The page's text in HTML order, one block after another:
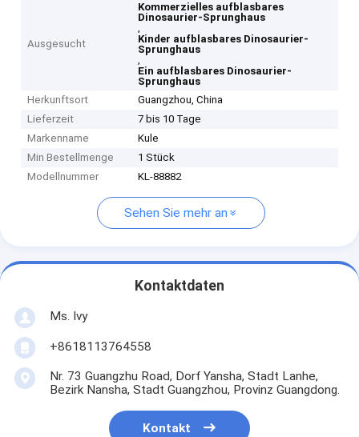
Ausgesucht
Kommerzielles aufblasbares
Dinosaurier-Sprunghaus
,
Kinder aufblasbares Dinosaurier-
Sprunghaus
,
Ein aufblasbares Dinosaurier-
Sprunghaus
Herkunftsort
Guangzhou, China
Lieferzeit
7 bis 10 Tage
Markenname
Kule
Min Bestellmenge
1 Stück
Modellnummer
KL-88882
Sehen Sie mehr an
Kontaktdaten
Ms. Ivy
+8618113764558
Nr. 73 Guangzhu Road, Dorf Yansha, Stadt Lanhe,
Bezirk Nansha, Stadt Guangzhou, Provinz Guangdong.
Kontakt